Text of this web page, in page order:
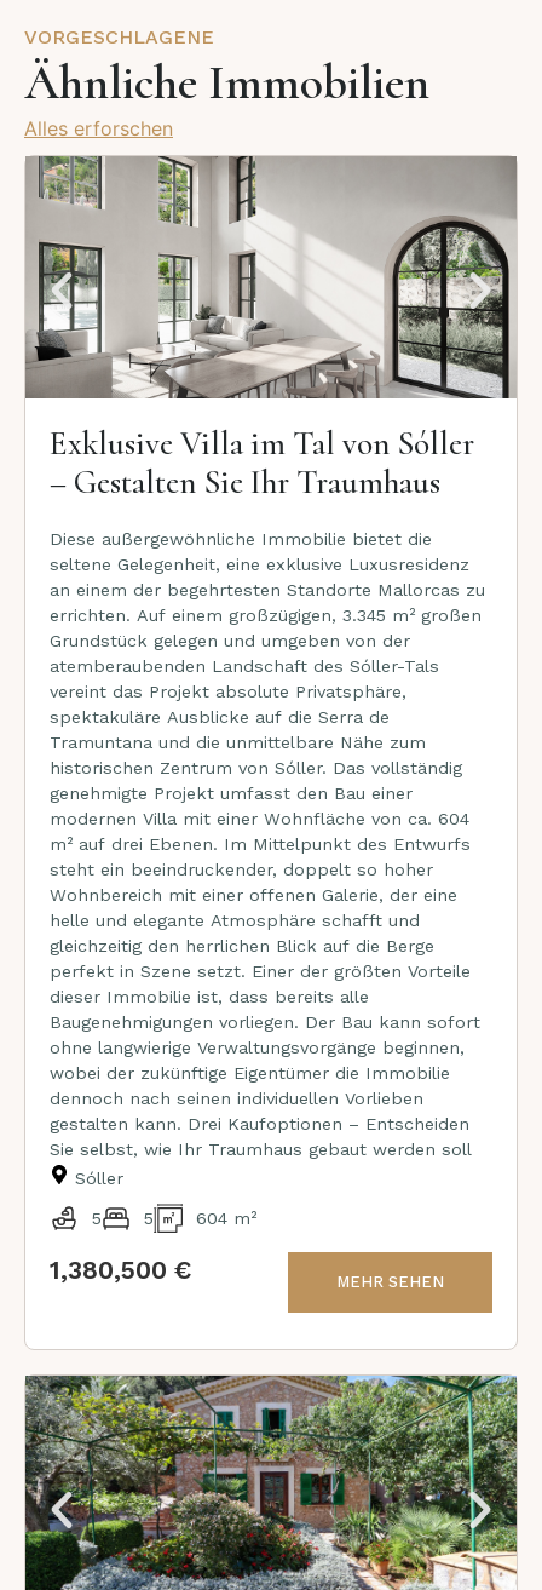
VORGESCHLAGENE
Ähnliche Immobilien
Alles erforschen
Exklusive Villa im Tal von Sóller
– Gestalten Sie Ihr Traumhaus
Diese außergewöhnliche Immobilie bietet die
seltene Gelegenheit, eine exklusive Luxusresidenz
an einem der begehrtesten Standorte Mallorcas zu
errichten. Auf einem großzügigen, 3.345 m² großen
Grundstück gelegen und umgeben von der
atemberaubenden Landschaft des Sóller-Tals
vereint das Projekt absolute Privatsphäre,
spektakuläre Ausblicke auf die Serra de
Tramuntana und die unmittelbare Nähe zum
historischen Zentrum von Sóller. Das vollständig
genehmigte Projekt umfasst den Bau einer
modernen Villa mit einer Wohnfläche von ca. 604
m² auf drei Ebenen. Im Mittelpunkt des Entwurfs
steht ein beeindruckender, doppelt so hoher
Wohnbereich mit einer offenen Galerie, der eine
helle und elegante Atmosphäre schafft und
gleichzeitig den herrlichen Blick auf die Berge
perfekt in Szene setzt. Einer der größten Vorteile
dieser Immobilie ist, dass bereits alle
Baugenehmigungen vorliegen. Der Bau kann sofort
ohne langwierige Verwaltungsvorgänge beginnen,
wobei der zukünftige Eigentümer die Immobilie
dennoch nach seinen individuellen Vorlieben
gestalten kann. Drei Kaufoptionen – Entscheiden
Sie selbst, wie Ihr Traumhaus gebaut werden soll
Sóller
5 5 604 m²
1,380,500 € MEHR SEHEN